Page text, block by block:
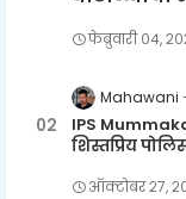
फेब्रुवारी ०४,
Mahawani
IPS
शिस्तप्रिय
ऑक्टोबर २७,